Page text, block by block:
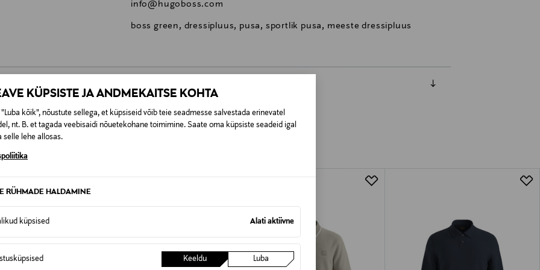
KÜPSISTE JA ANDMEKAITSE KOHTA
kõik", nõustute sellega, et küpsiseid võib teie seadmesse salvestada erinevatel
nt. B. et tagada veebisaidi nõuetekohane toimimine. Saate oma küpsiste seadeid igal
selle lehe allosas.
RÜHMADE HALDAMINE
küpsised Alati aktiivne
Keeldu Luba
info@hugoboss.com
boss green, dressipluus, pusa, sportlik pusa, meeste dressipluus
KA